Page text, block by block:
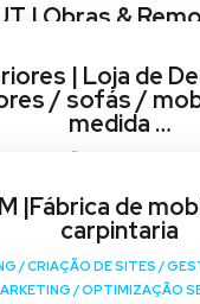
| Obras &
OPTIMIZAÇÃO
SITES
| Loja de
/ sofás /
medida …
SITES
|Fábrica de
carpintaria
/CRIAÇÃO DE SITES /
/OPTIMIZAÇÃO